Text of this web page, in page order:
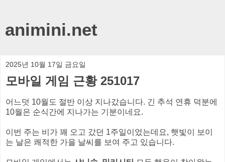
animini.net
2025년 10월 17일 금요일
모바일 게임 근황 251017
어느덧 10월도 절반 이상 지나갔습니다. 긴 추석 연휴 덕분에
10월은 순식간에 지나가는 기분이네요.
이번 주는 비가 꽤 오고 갔던 1주일이었는데요, 햇빛이 보이
는 날은 쾌적한 가을 날씨를 보여 주고 있습니다.